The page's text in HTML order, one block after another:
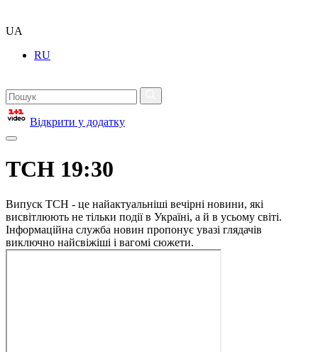
UA
RU
Відкрити у додатку
ТСН 19:30
Випуск ТСН - це найактуальніші вечірні новини, які
висвітлюють не тільки події в Україні, а й в усьому світі.
Інформаційна служба новин пропонує увазі глядачів
виключно найсвіжіші і вагомі сюжети.